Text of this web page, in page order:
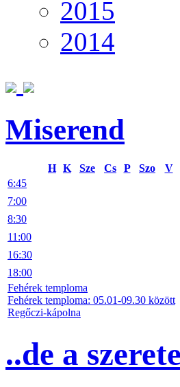
2015
2014
Miserend
H K Sze Cs P Szo
V
6:45
7:00
8:30
11:00
16:30
18:00
Fehérek temploma
Fehérek temploma: 05.01-09.30 között
Regőczi-kápolna
..de a